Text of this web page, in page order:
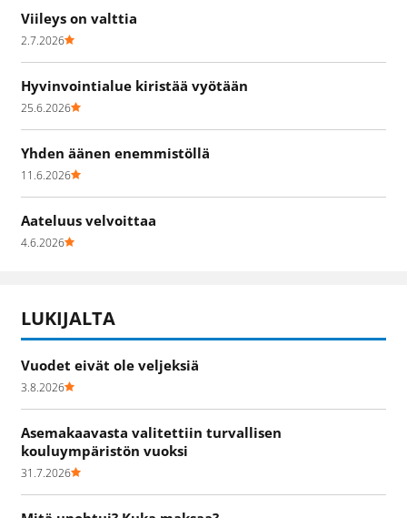
Viileys on valttia
2.7.2026
Hyvinvointialue kiristää vyötään
25.6.2026
Yhden äänen enemmistöllä
11.6.2026
Aateluus velvoittaa
4.6.2026
LUKIJALTA
Vuodet eivät ole veljeksiä
3.8.2026
Asemakaavasta valitettiin turvallisen
kouluympäristön vuoksi
31.7.2026